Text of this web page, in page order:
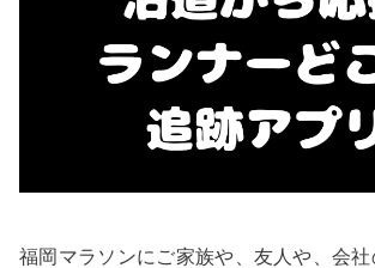
福岡マラソンにご家族や、友人や、会